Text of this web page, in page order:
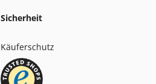
Sicherheit
Käuferschutz